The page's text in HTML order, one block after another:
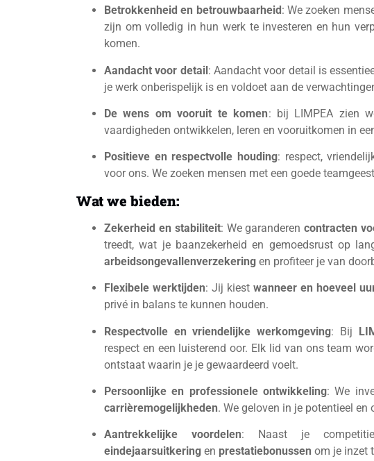
Betrokkenheid en betrouwbaarheid : We zoeken
zijn om volledig in hun werk te investeren en hun
komen.
Aandacht voor detail: Aandacht voor detail is
je werk onberispelijk is en voldoet aan de
De wens om vooruit te komen: bij LIMPEA zien
vaardigheden ontwikkelen, leren en vooruitkomen in
Positieve en respectvolle houding: respect,
voor ons. We zoeken mensen met een goede
Wat we bieden:
Zekerheid en stabiliteit: We garanderencontracten
treedt, wat je baanzekerheid en gemoedsrust op
arbeidsongevallenverzekering en profiteer je van
Flexibele werktijden: Jij kiest wanneer en hoeveel
privé in balans te kunnen houden.
Respectvolle en vriendelijke werkomgeving: Bij
respect en een luisterend oor. Elk lid van ons team
ontstaat waarin je je gewaardeerd voelt.
Persoonlijke en professionele ontwikkeling: We
carrièremogelijkheden. We geloven in je potentieel
Aantrekkelijke voordelen: Naast je
eindejaarsuitkering en prestatiebonussen om je inzet